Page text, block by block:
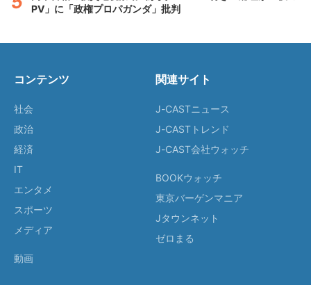
PV」に「政権プロパガンダ」批判
コンテンツ
社会
政治
経済
IT
エンタメ
スポーツ
メディア
動画
関連サイト
J-CASTニュース
J-CASTトレンド
J-CAST会社ウォッチ
BOOKウォッチ
東京バーゲンマニア
Jタウンネット
ゼロまる